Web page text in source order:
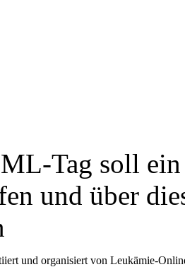
Tag soll
und über
und organisiert von Leukämie-